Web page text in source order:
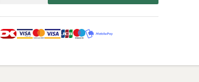
Gaveæsker til vin